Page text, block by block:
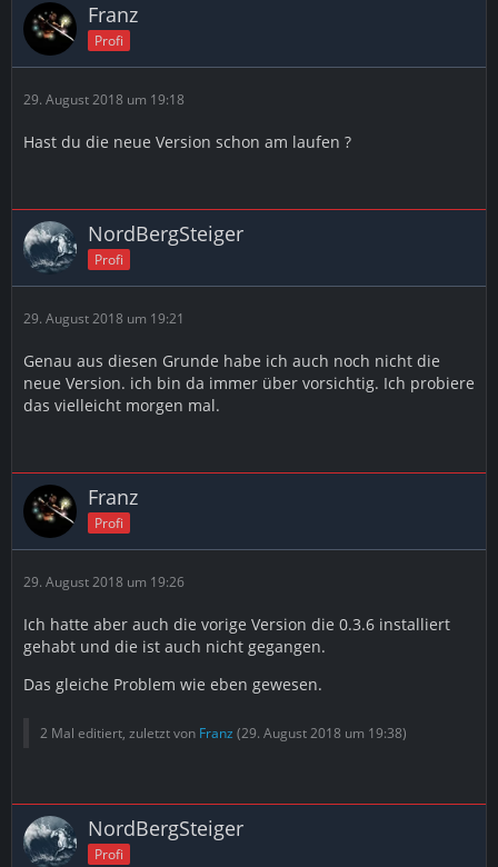
Franz
Profi
29. August 2018 um 19:18
Hast du die neue Version schon am laufen ?
NordBergSteiger
Profi
29. August 2018 um 19:21
Genau aus diesen Grunde habe ich auch noch nicht die
neue Version. ich bin da immer über vorsichtig. Ich probiere
das vielleicht morgen mal.
Franz
Profi
29. August 2018 um 19:26
Ich hatte aber auch die vorige Version die 0.3.6 installiert
gehabt und die ist auch nicht gegangen.
Das gleiche Problem wie eben gewesen.
2 Mal editiert, zuletzt von Franz (29. August 2018 um 19:38)
NordBergSteiger
Profi